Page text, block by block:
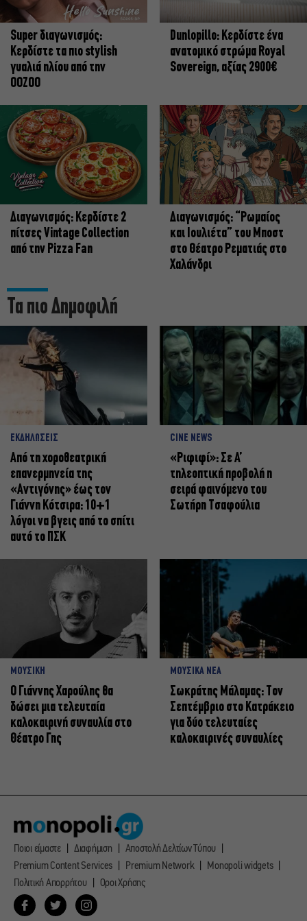
Super διαγωνισμός:
Κερδίστε τα πιο stylish
γυαλιά ηλίου από την
OOZOO
Dunlopillo: Κερδίστε ένα
ανατομικό στρώμα Royal
Sovereign, αξίας 2900€
Διαγωνισμός: Κερδίστε 2
πίτσες Vintage Collection
από την Pizza Fan
Διαγωνισμός: “Ρωμαίος
και Ιουλιέτα” του Μποστ
στο Θέατρο Ρεματιάς στο
Χαλάνδρι
Τα πιο Δημοφιλή
ΕΚΔΗΛΩΣΕΙΣ
Από τη χοροθεατρική
επανερμηνεία της
«Αντιγόνης» έως τον
Γιάννη Κότσιρα: 10+1
λόγοι να βγεις από το σπίτι
αυτό το ΠΣΚ
CINE NEWS
«Ριφιφί»: Σε Α’
τηλεοπτική προβολή η
σειρά φαινόμενο του
Σωτήρη Τσαφούλια
ΜΟΥΣΙΚΗ
Ο Γιάννης Χαρούλης θα
δώσει μια τελευταία
καλοκαιρινή συναυλία στο
Θέατρο Γης
ΜΟΥΣΙΚΑ ΝΕΑ
Σωκράτης Μάλαμας: Τον
Σεπτέμβριο στο Κατράκειο
για δύο τελευταίες
καλοκαιρινές συναυλίες
Ποιοι είμαστε Διαφήμιση
Αποστολή Δελτίων Τύπου
Premium Content Services
Premium Network
Monopoli widgets
Πολιτική Απορρήτου
Οροι Χρήσης